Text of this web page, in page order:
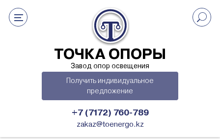
ТОЧКА ОПОРЫ
Завод опор освещения
Получить индивидуальное
предложение
+7 (7172) 760-789
zakaz@toenergo.kz